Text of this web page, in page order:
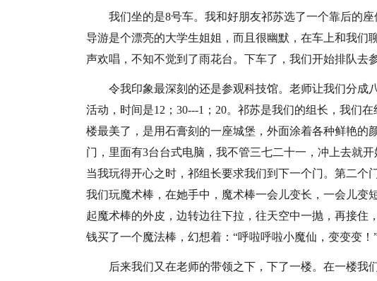
我们坐的是8号车。我和好朋友祁苏选了一个靠后的
导游是个漂亮的大学生姐姐，而且很幽默，在车上和我们
声欢唱，不知不觉到了雨花台。下车了，我们开始排队去
令我印象最深刻的还是参观科技馆。老师让我们分成
活动，时间是12；30---1；20。祁苏是我们的组长，我们
楼最美了，是用石膏刻的一座城堡，外面涂着各种鲜艳的
门，里面有3台台式电脑，我不管三七二十一，冲上去就
当我玩得开心之时，祁组长要求我们到下一个门。第二个
我们玩魔术棒，在她手中，魔术棒一会儿变长，一会儿变
起魔术棒的外皮，边转边往下拉，往天空中一抛，再接住
钱买了一个魔法棒，幻想着：“呼啦呼啦小魔仙，变变变！
后来我们又在老师的带领之下，下了一楼。在一楼我